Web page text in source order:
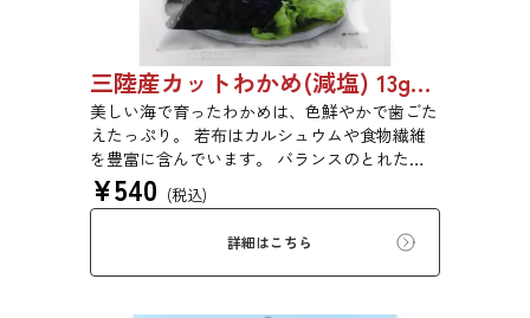
三陸産カットわかめ(減塩) 13g 1999
美しい海で育ったわかめは、色鮮やかで歯ごた
えたっぷり。 若布はカルシュウムや食物繊維
を豊富に含んでいます。 バランスのとれた食
生活のために是非お召し上がりください。
¥540 (税込)
詳細はこちら